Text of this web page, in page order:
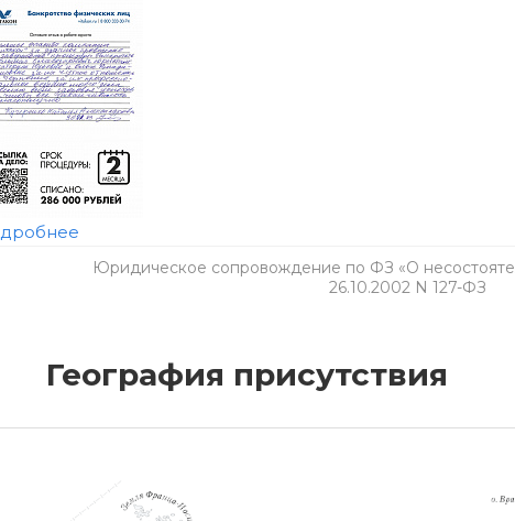
Юридическое сопровождение по ФЗ «О
26.10.2002 N 127-ФЗ
География присутствия